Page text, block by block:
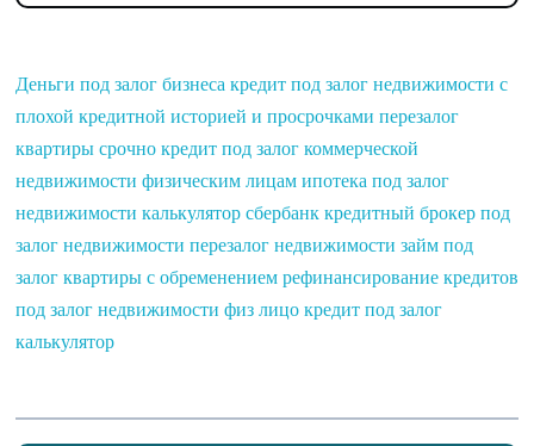
Деньги под залог бизнеса кредит под залог недвижимости с
плохой кредитной историей и просрочками перезалог
квартиры срочно кредит под залог коммерческой
недвижимости физическим лицам ипотека под залог
недвижимости калькулятор сбербанк кредитный брокер под
залог недвижимости перезалог недвижимости займ под
залог квартиры с обременением рефинансирование кредитов
под залог недвижимости физ лицо кредит под залог
калькулятор